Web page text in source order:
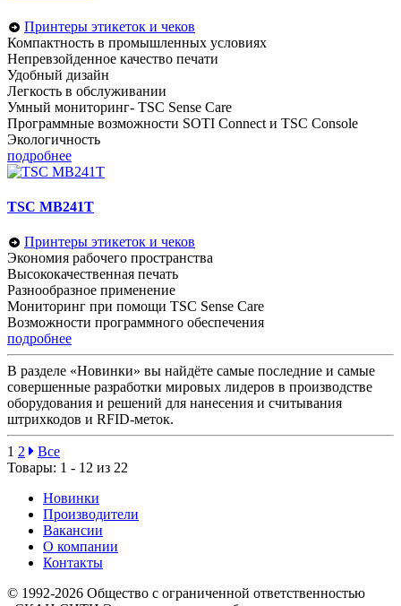
Принтеры этикеток и чеков
Компактность в промышленных условиях
Непревзойденное качество печати
Удобный дизайн
Легкость в обслуживании
Умный мониторинг- TSC Sense Care
Программные возможности SOTI Connect и TSC Console
Экологичность
подробнее
TSC MB241T
Принтеры этикеток и чеков
Экономия рабочего пространства
Высококачественная печать
Разнообразное применение
Мониторинг при помощи TSC Sense Care
Возможности программного обеспечения
подробнее
В разделе «Новинки» вы найдёте самые последние и самые
совершенные разработки мировых лидеров в производстве
оборудования и решений для нанесения и считывания
штрихкодов и RFID-меток.
1 2
Все
Товары: 1 - 12 из 22
Новинки
Производители
Вакансии
О компании
Контакты
© 1992-2026 Общество с ограниченной ответственностью